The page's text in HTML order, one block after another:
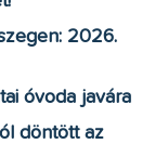
2026.
óvoda javára
döntött az